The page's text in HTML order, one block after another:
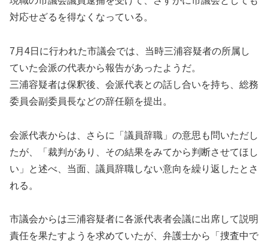
対応せざるを得なくなっている。
7月4日に行われた市議会では、当時三浦容疑者の所属し
ていた会派の代表から報告があったようだ。
三浦容疑者は保釈後、会派代表との話し合いを持ち、総務
委員会副委員長などの辞任願を提出。
会派代表からは、さらに「議員辞職」の意思も問いただし
たが、「裁判があり、その結果をみてから判断させてほし
い」と述べ、当面、議員辞職しない意向を繰り返したとさ
れる。
市議会からは三浦容疑者に各派代表者会議に出席して説明
責任を果たすようを求めていたが、弁護士から「捜査中で